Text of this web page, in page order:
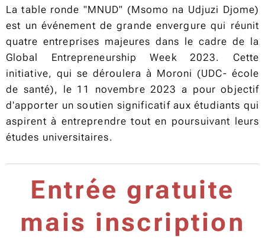
La table ronde "MNUD" (Msomo na Udjuzi Djome)
est un événement de grande envergure qui réunit
quatre entreprises majeures dans le cadre de la
Global Entrepreneurship Week 2023. Cette
initiative, qui se déroulera à Moroni (UDC- école
de santé), le 11 novembre 2023 a pour objectif
d'apporter un soutien significatif aux étudiants qui
aspirent à entreprendre tout en poursuivant leurs
études universitaires.
Entrée gratuite
mais inscription